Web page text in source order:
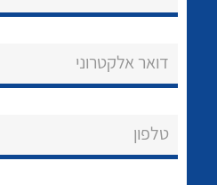
לכל מוצרי היצרן
דואר אלקטרוני
טלפון